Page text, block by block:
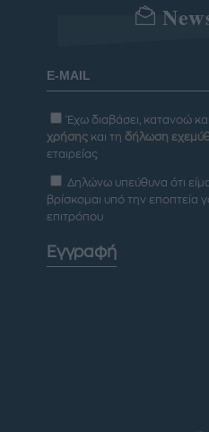
Έχω διαβάσει, κατανοώ
χρήσης και τη δήλωση
εταιρείας
Δηλώνω υπεύθυνα ότι
βρίσκομαι υπό την εποπτεία
επιτρόπου
Εγγραφή